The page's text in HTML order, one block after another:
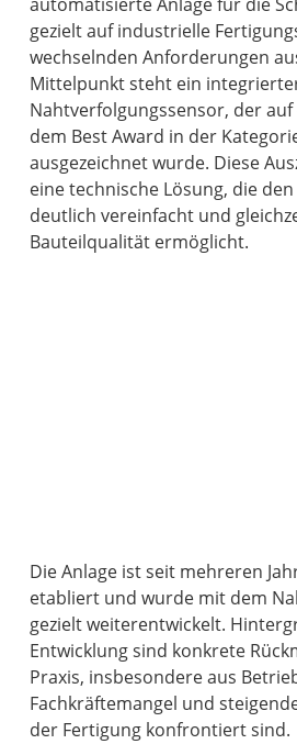
gezielt auf industrielle
wechselnden Anforderungen
Mittelpunkt steht ein
Nahtverfolgungssensor, der
dem Best Award in der
ausgezeichnet wurde. Diese
eine technische Lösung, die
deutlich vereinfacht und
Bauteilqualität ermöglicht.
Die Anlage ist seit mehreren
etabliert und wurde mit dem
gezielt weiterentwickelt.
Entwicklung sind konkrete
Praxis, insbesondere aus
Fachkräftemangel und
der Fertigung konfrontiert sind.